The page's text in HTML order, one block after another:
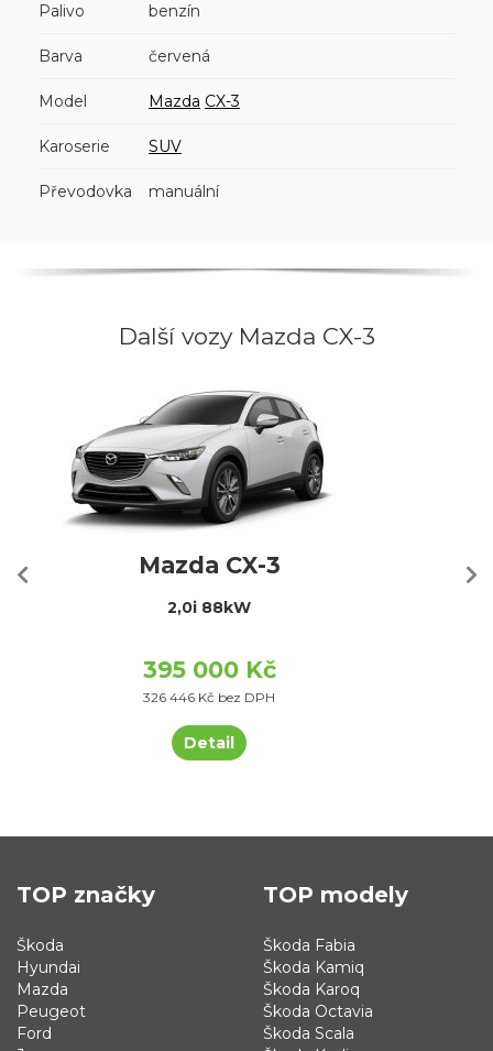
Palivo benzín
Barva červená
Model Mazda CX-3
Karoserie SUV
Převodovka manuální
Další vozy Mazda CX-3
Mazda CX-3
2,0i 88kW
395 000 Kč
326 446 Kč bez DPH
Detail
TOP značky
Škoda
Hyundai
Mazda
Peugeot
Ford
TOP modely
Škoda Fabia
Škoda Kamiq
Škoda Karoq
Škoda Octavia
Škoda Scala